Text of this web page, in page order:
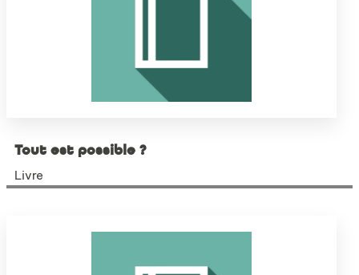
Tout est possible ?
Livre